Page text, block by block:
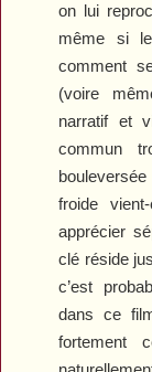
on lui
même si
comment
(voire
narratif et
commun
froide
apprécier
clé réside
c’est
dans ce
fortement